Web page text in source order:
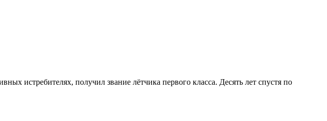
истребителях, получил звание лётчика первого класса. Десять лет спустя по